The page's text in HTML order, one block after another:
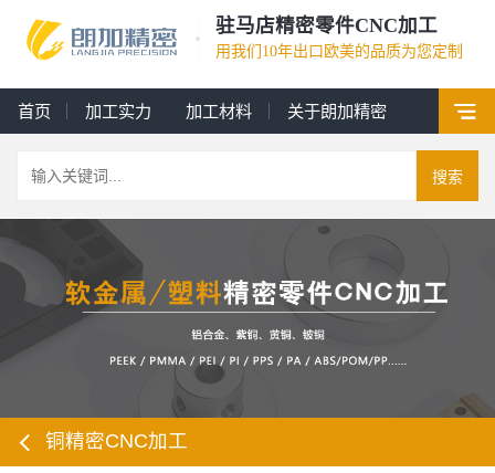
驻马店精密零件CNC加工
用我们10年出口欧美的品质为您定制
首页 加工实力 加工材料 关于朗加精密
搜索
铜精密CNC加工